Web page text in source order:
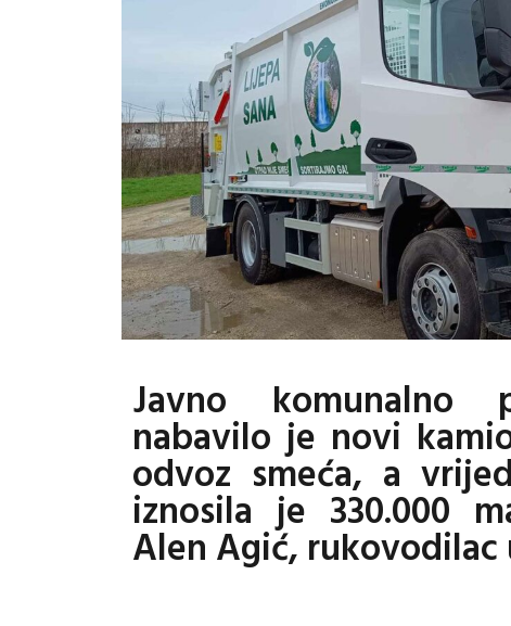
Javno komunalno
nabavilo je novi
odvoz smeća, a
iznosila je 330.000
Alen Agić,